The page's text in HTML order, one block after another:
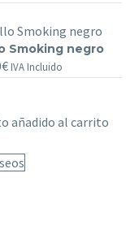
Smoking negro
€ IVA Incluido
añadido al carrito